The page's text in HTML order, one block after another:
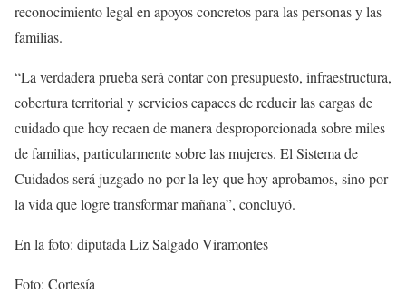
reconocimiento legal en apoyos concretos para las personas y las
familias.
“La verdadera prueba será contar con presupuesto, infraestructura,
cobertura territorial y servicios capaces de reducir las cargas de
cuidado que hoy recaen de manera desproporcionada sobre miles
de familias, particularmente sobre las mujeres. El Sistema de
Cuidados será juzgado no por la ley que hoy aprobamos, sino por
la vida que logre transformar mañana”, concluyó.
En la foto: diputada Liz Salgado Viramontes
Foto: Cortesía